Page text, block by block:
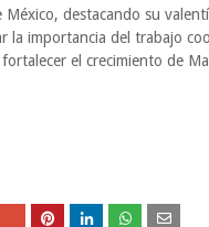
destacando su
la importancia del trabajo
el crecimiento de